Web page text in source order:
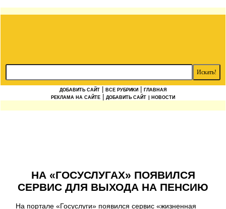
ДОБАВИТЬ САЙТ ВСЕ РУБРИКИ
ГЛАВНАЯ
РЕКЛАМА НА САЙТЕ
ДОБАВИТЬ САЙТ | НОВОСТИ
НА «ГОСУСЛУГАХ» ПОЯВИЛСЯ
СЕРВИС ДЛЯ ВЫХОДА НА ПЕНСИЮ
На портале «Госуслуги» появился сервис «жизненная